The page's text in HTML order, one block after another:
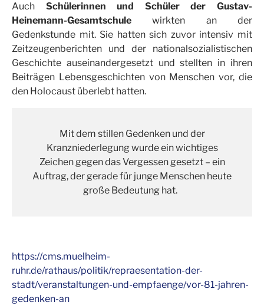
Auch Schülerinnen und Schüler der Gustav-
Heinemann-Gesamtschule wirkten an der
Gedenkstunde mit. Sie hatten sich zuvor intensiv mit
Zeitzeugenberichten und der nationalsozialistischen
Geschichte auseinandergesetzt und stellten in ihren
Beiträgen Lebensgeschichten von Menschen vor, die
den Holocaust überlebt hatten.
Mit dem stillen Gedenken und der
Kranzniederlegung wurde ein wichtiges
Zeichen gegen das Vergessen gesetzt – ein
Auftrag, der gerade für junge Menschen heute
große Bedeutung hat.
https://cms.muelheim-
ruhr.de/rathaus/politik/repraesentation-der-
stadt/veranstaltungen-und-empfaenge/vor-81-jahren-
gedenken-an